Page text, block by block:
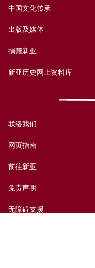
中国文化传承
出版及媒体
捐赠新亚
新亚历史网上资料库
联络我们
网页指南
前往新亚
免责声明
无障碍支援